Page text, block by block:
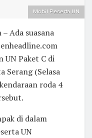
Mobil Peserta UN
Ada suasana
UN Paket C di
Serang (Selasa
roda 4
di dalam
UN